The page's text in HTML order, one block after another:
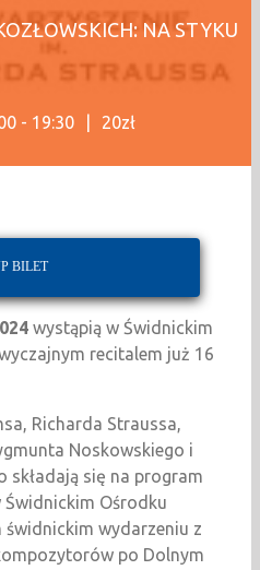
NA STYKU
- 19:30 20zł
BILET
wystąpią w Świdnickim
recitalem już 16
Richarda Straussa,
Noskowskiego i
składają się na program
Świdnickim Ośrodku
wydarzeniu z
po Dolnym